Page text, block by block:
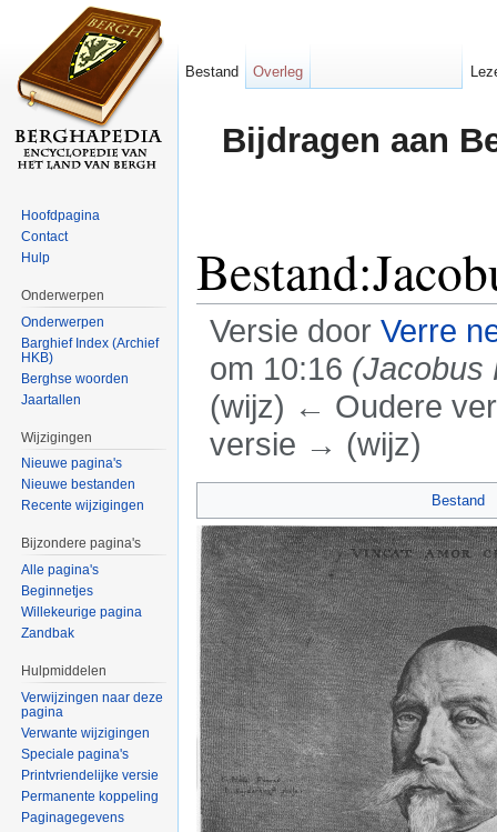
Bijdragen aan
Versie door Verre
om 10:16 (Jacobus
(wijz) ← Oudere
versie → (wijz)
Bestand
Bestand Overleg
Hoofdpagina
Contact
Hulp
Onderwerpen
Onderwerpen
Barghief Index (Archief
HKB)
Berghse woorden
Jaartallen
Wijzigingen
Nieuwe pagina's
Nieuwe bestanden
Recente wijzigingen
Bijzondere pagina's
Alle pagina's
Beginnetjes
Willekeurige pagina
Zandbak
Hulpmiddelen
Verwijzingen naar deze
pagina
Verwante wijzigingen
Speciale pagina's
Printvriendelijke versie
Permanente koppeling
Paginagegevens